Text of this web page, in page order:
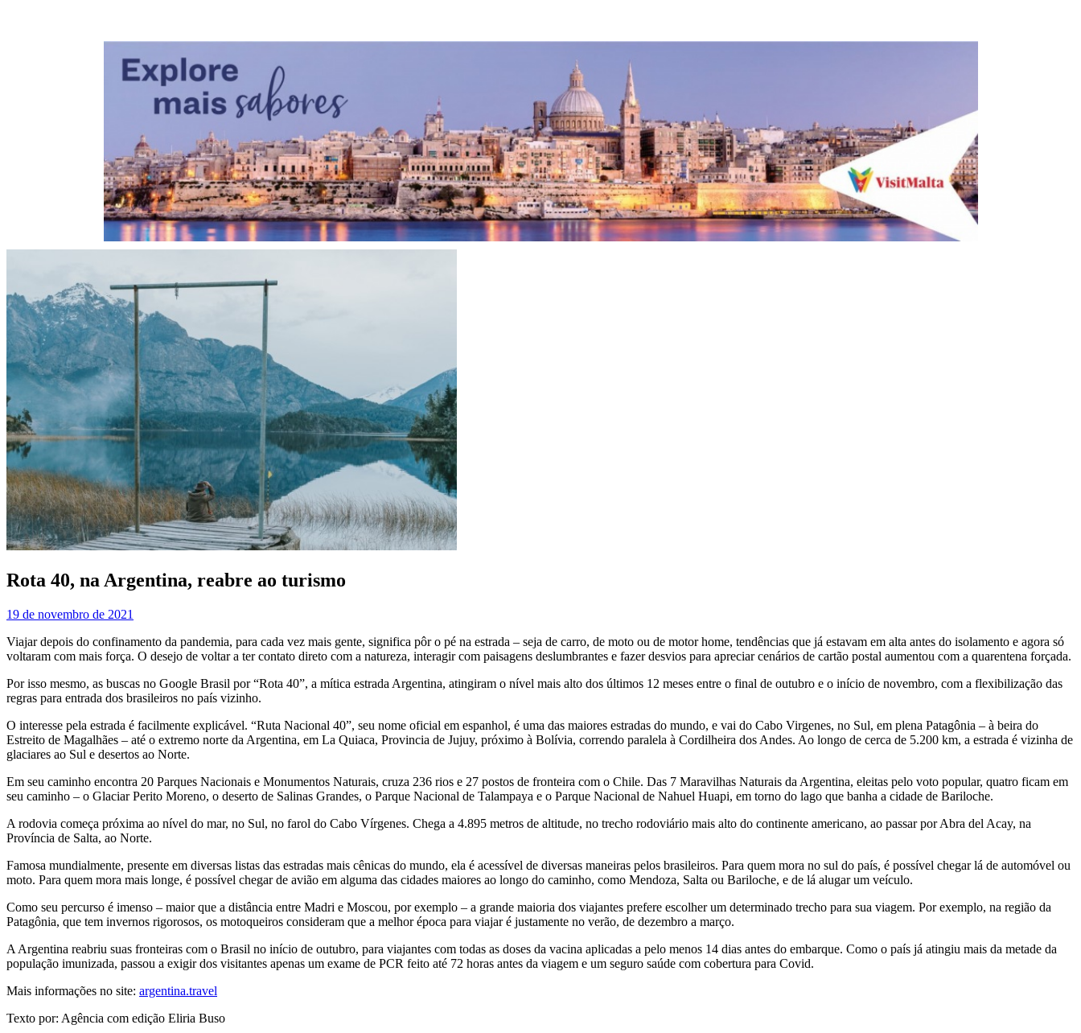
Rota 40, na Argentina, reabre ao turismo
19 de novembro de 2021
Viajar depois do confinamento da pandemia, para cada vez mais gente, significa pôr o pé na estrada – seja de carro, de moto ou de motor home, tendências que já estavam em alta antes do isolamento e agora só
voltaram com mais força. O desejo de voltar a ter contato direto com a natureza, interagir com paisagens deslumbrantes e fazer desvios para apreciar cenários de cartão postal aumentou com a quarentena forçada.
Por isso mesmo, as buscas no Google Brasil por “Rota 40”, a mítica estrada Argentina, atingiram o nível mais alto dos últimos 12 meses entre o final de outubro e o início de novembro, com a flexibilização das
regras para entrada dos brasileiros no país vizinho.
O interesse pela estrada é facilmente explicável. “Ruta Nacional 40”, seu nome oficial em espanhol, é uma das maiores estradas do mundo, e vai do Cabo Virgenes, no Sul, em plena Patagônia – à beira do
Estreito de Magalhães – até o extremo norte da Argentina, em La Quiaca, Provincia de Jujuy, próximo à Bolívia, correndo paralela à Cordilheira dos Andes. Ao longo de cerca de 5.200 km, a estrada é vizinha de
glaciares ao Sul e desertos ao Norte.
Em seu caminho encontra 20 Parques Nacionais e Monumentos Naturais, cruza 236 rios e 27 postos de fronteira com o Chile. Das 7 Maravilhas Naturais da Argentina, eleitas pelo voto popular, quatro ficam em
seu caminho – o Glaciar Perito Moreno, o deserto de Salinas Grandes, o Parque Nacional de Talampaya e o Parque Nacional de Nahuel Huapi, em torno do lago que banha a cidade de Bariloche.
A rodovia começa próxima ao nível do mar, no Sul, no farol do Cabo Vírgenes. Chega a 4.895 metros de altitude, no trecho rodoviário mais alto do continente americano, ao passar por Abra del Acay, na
Província de Salta, ao Norte.
Famosa mundialmente, presente em diversas listas das estradas mais cênicas do mundo, ela é acessível de diversas maneiras pelos brasileiros. Para quem mora no sul do país, é possível chegar lá de automóvel ou
moto. Para quem mora mais longe, é possível chegar de avião em alguma das cidades maiores ao longo do caminho, como Mendoza, Salta ou Bariloche, e de lá alugar um veículo.
Como seu percurso é imenso – maior que a distância entre Madri e Moscou, por exemplo – a grande maioria dos viajantes prefere escolher um determinado trecho para sua viagem. Por exemplo, na região da
Patagônia, que tem invernos rigorosos, os motoqueiros consideram que a melhor época para viajar é justamente no verão, de dezembro a março.
A Argentina reabriu suas fronteiras com o Brasil no início de outubro, para viajantes com todas as doses da vacina aplicadas a pelo menos 14 dias antes do embarque. Como o país já atingiu mais da metade da
população imunizada, passou a exigir dos visitantes apenas um exame de PCR feito até 72 horas antes da viagem e um seguro saúde com cobertura para Covid.
Mais informações no site: argentina.travel
Texto por: Agência com edição Eliria Buso